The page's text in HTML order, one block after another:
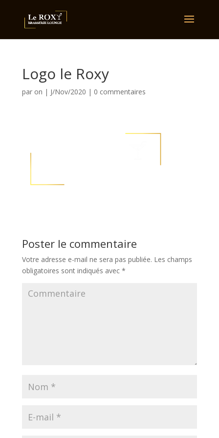
Logo le Roxy
par on | J/Nov/2020 | 0 commentaires
Poster le commentaire
Votre adresse e-mail ne sera pas publiée. Les champs
obligatoires sont indiqués avec *